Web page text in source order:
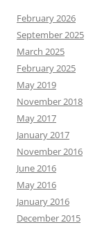
February 2026
September 2025
March 2025
February 2025
May 2019
November 2018
May 2017
January 2017
November 2016
June 2016
May 2016
January 2016
December 2015